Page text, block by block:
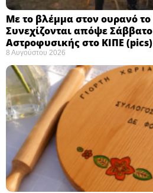
Με το βλέμμα στον ουρανό
Συνεχίζονται απόψε
Αστροφυσικής στο ΚΙΠΕ (pics)
8 Αυγούστου 2026